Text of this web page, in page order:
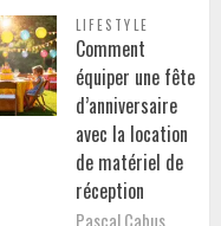
LIFESTYLE
Comment
équiper une fête
d’anniversaire
avec la location
de matériel de
réception
Pascal Cabus